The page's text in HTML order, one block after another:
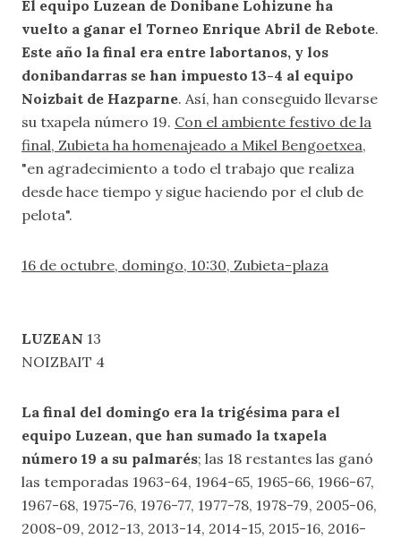
El equipo Luzean de Donibane Lohizune ha
vuelto a ganar el Torneo Enrique Abril de Rebote.
Este año la final era entre labortanos, y los
donibandarras se han impuesto 13-4 al equipo
Noizbait de Hazparne. Así, han conseguido llevarse
su txapela número 19. Con el ambiente festivo de la
final, Zubieta ha homenajeado a Mikel Bengoetxea,
"en agradecimiento a todo el trabajo que realiza
desde hace tiempo y sigue haciendo por el club de
pelota".
16 de octubre, domingo, 10:30, Zubieta-plaza
LUZEAN 13
NOIZBAIT 4
La final del domingo era la trigésima para el
equipo Luzean, que han sumado la txapela
número 19 a su palmarés; las 18 restantes las ganó
las temporadas 1963-64, 1964-65, 1965-66, 1966-67,
1967-68, 1975-76, 1976-77, 1977-78, 1978-79, 2005-06,
2008-09, 2012-13, 2013-14, 2014-15, 2015-16, 2016-